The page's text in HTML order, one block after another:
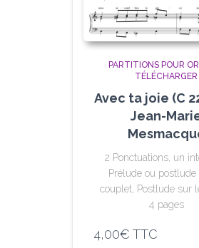
PARTITIONS POUR
TÉLÉCHARGER
Avec ta joie (C
Jean-
2 Ponctuations, un
Prélude ou
couplet, Postlude sur
4 pages
4,00€ TTC